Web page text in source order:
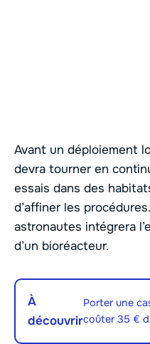
Avant un déploiement
devra tourner en
essais dans des
d’affiner les
astronautes intégrera
d’un bioréacteur.
À
découvrir
Porter une
coûter 35 €